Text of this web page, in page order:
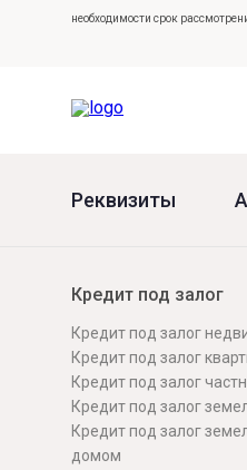
необходимости срок
Реквизиты
Кредит под залог
Кредит под залог
Кредит под залог
Кредит под залог
Кредит под залог
Кредит под залог
домом